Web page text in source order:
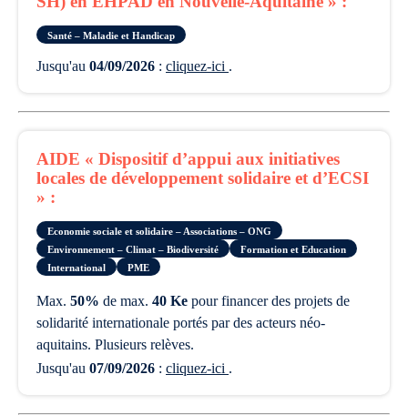
Santé – Maladie et Handicap
Jusqu'au 04/09/2026 : cliquez-ici .
AIDE « Dispositif d’appui aux initiatives
locales de développement solidaire et d’ECSI
» :
Economie sociale et solidaire – Associations – ONG
Environnement – Climat – Biodiversité
Formation et Education
International
PME
max. 50% de max. 40 Ke pour financer des projets de
solidarité internationale portés par des acteurs néo-
aquitains. Plusieurs relèves.
Jusqu'au 07/09/2026 : cliquez-ici .